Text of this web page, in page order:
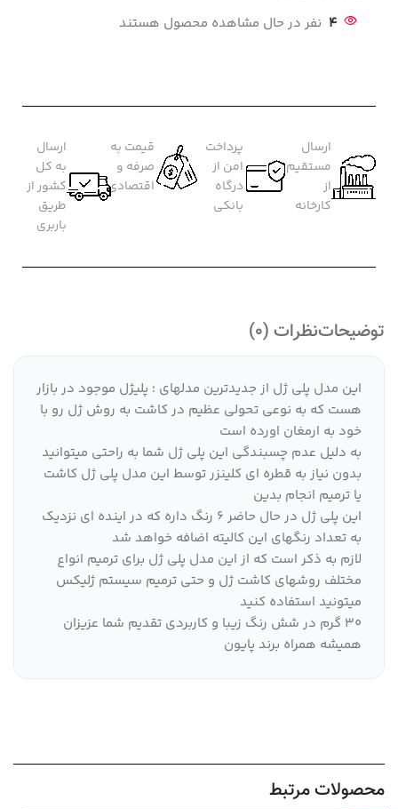
4 نفر در حال مشاهده محصول هستند
ارسال
مستقیم
از
کارخانه
پرداخت
امن از
درگاه
بانکی
قیمت به
صرفه و
اقتصادی
ارسال
به کل
کشور از
طریق
باربری
توضیحاتنظرات (0)
این مدل پلی ژل از جدیدترین مدلهای ؛ پلیژل موجود در بازار
هست که به نوعی تحولی عظیم در کاشت به روش ژل رو با
خود به ارمغان اورده است
به دلیل عدم چسبندگی این پلی ژل شما به راحتی میتوانید
بدون نیاز به قطره ای کلینزر توسط این مدل پلی ژل کاشت
یا ترمیم انجام بدین
این پلی ژل در حال حاضر ۶ رنگ داره که در اینده ای نزدیک
به تعداد رنگهای این کالیته اضافه خواهد شد
لازم به ذکر است که از این مدل پلی ژل برای ترمیم انواع
مختلف روشهای کاشت ژل و حتی ترمیم سیستم ژلیکس
میتونید استفاده کنید
۳۰ گرم در شش رنگ زیبا و کاربردی تقدیم شما عزیزان
همیشه همراه برند پایون
محصولات مرتبط